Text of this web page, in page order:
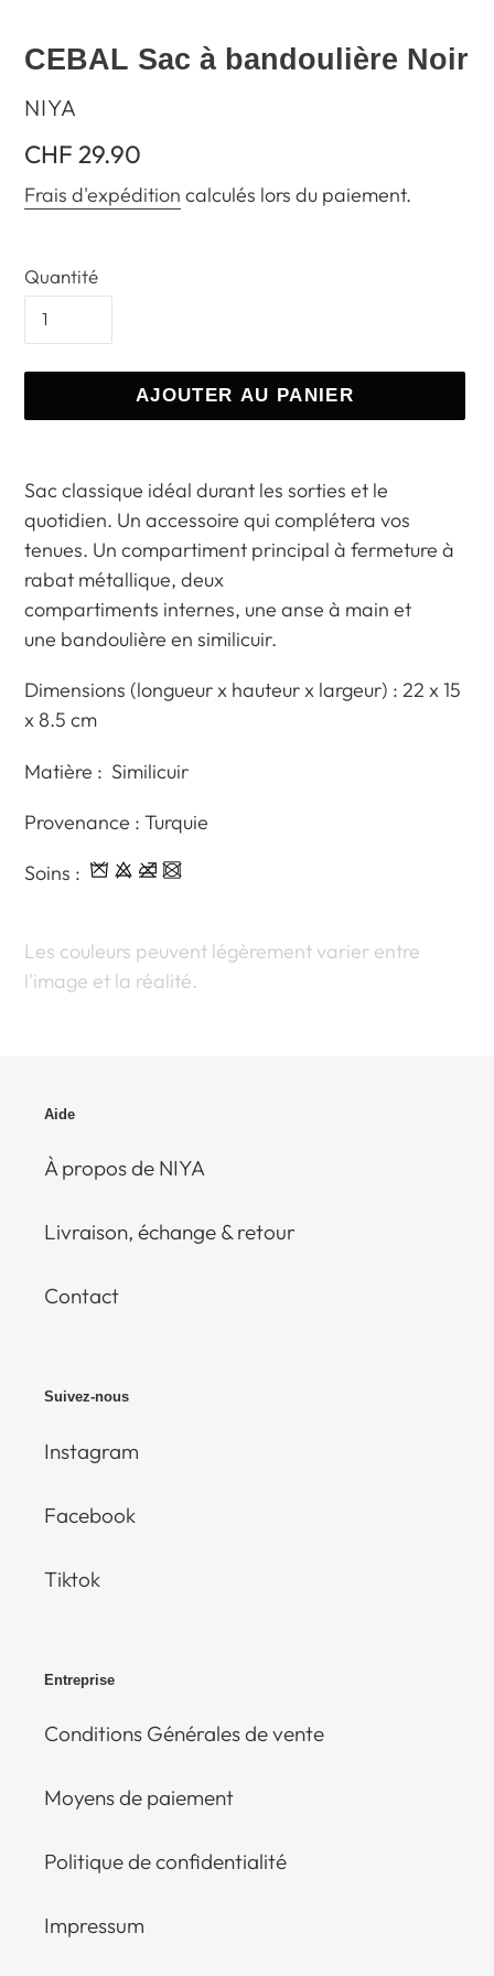
CEBAL Sac à bandoulière Noir
DISTRIBUTEUR
NIYA
Prix
normal
CHF 29.90
Frais d'expédition calculés lors du paiement.
Quantité
AJOUTER AU PANIER
d'un
produit
à
votre
panier
Sac classique idéal durant les sorties et le
quotidien. Un accessoire qui complétera vos
tenues. Un compartiment principal à fermeture à
rabat métallique, deux
compartiments internes, une anse à main et
une bandoulière en similicuir.
Dimensions (longueur x hauteur x largeur) : 22 x 15
x 8.5 cm
Matière : Similicuir
Provenance : Turquie
Soins :
Les couleurs peuvent légèrement varier entre
l'image et la réalité.
Aide
À propos de NIYA
Livraison, échange & retour
Contact
Suivez-nous
Instagram
Facebook
Tiktok
Entreprise
Conditions Générales de vente
Moyens de paiement
Politique de confidentialité
Impressum